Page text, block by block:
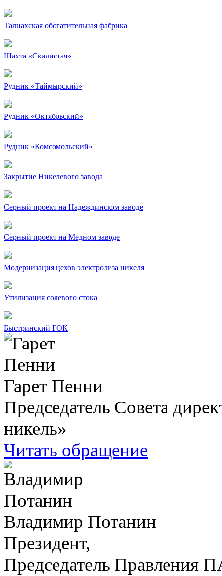
Талнахская обогатительная фабрика
Шахта «Скалистая»
Рудник «Таймырский»
Рудник «Октябрьский»
Рудник «Комсомольский»
Закрытие Никелевого завода
Серный проект на Надеждинском заводе
Серный проект на Медном заводе
Модернизация цехов электролиза никеля
Утилизация солевого стока
Быстринский ГОК
Гарет Пенни
Председатель Совета
никель»
Читать обращение
Владимир Потанин
Президент,
Председатель Правления